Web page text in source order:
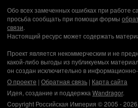
Обо всех замеченных ошибках при работе
просьба сообщать при помощи формы
связи.
Настоящий ресурс может содержать
Проект является некоммерческим и не
какой-либо выгоды из публикуемых
он создан исключительно в
О проекте | Обратная связь | Карта сайта
Идея, создание и поддержка Wandragor.
Copyright Российская Империя © 2005 - 2026.